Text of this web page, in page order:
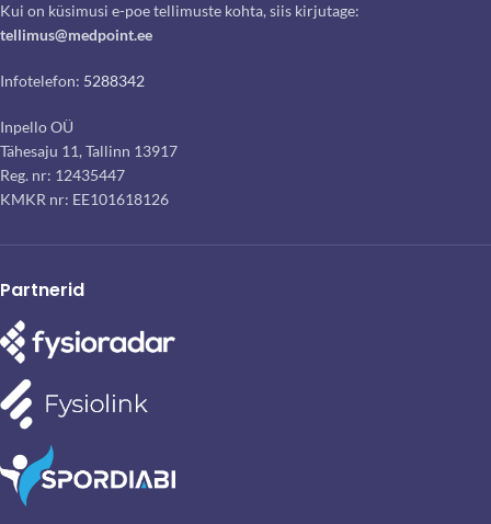
Kui on küsimusi e-poe tellimuste kohta, siis kirjutage:
tellimus@medpoint.ee
Infotelefon: 5288342
Inpello OÜ
Tähesaju 11, Tallinn 13917
Reg. nr: 12435447
KMKR nr: EE101618126
Partnerid